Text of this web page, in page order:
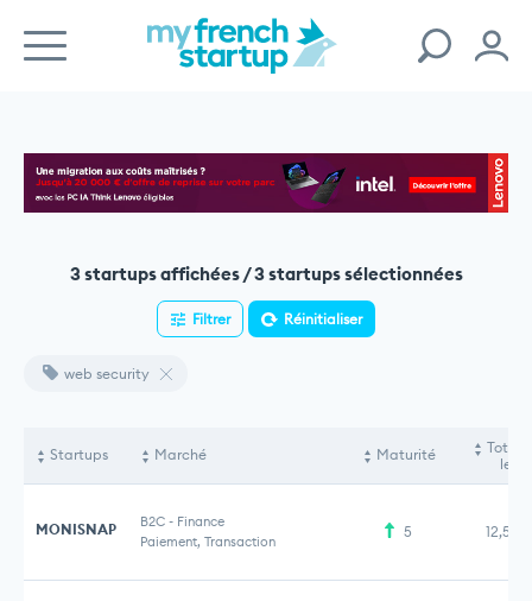
3 startups affichées / 3 startups sélectionnées
Filtrer Réinitialiser
web security
Startups Marché Maturité
Total
MONISNAP B2C - Finance
Paiement, Transaction
5 12,50